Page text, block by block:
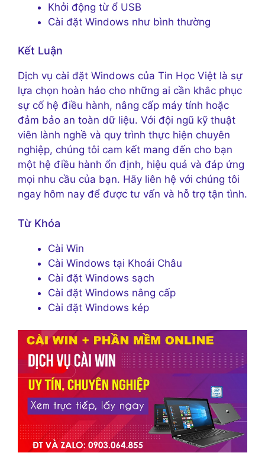
Khởi động từ ổ USB
Cài đặt Windows như bình thường
Kết Luận
Dịch vụ cài đặt Windows của Tin Học Việt là sự
lựa chọn hoàn hảo cho những ai cần khắc phục
sự cố hệ điều hành, nâng cấp máy tính hoặc
đảm bảo an toàn dữ liệu. Với đội ngũ kỹ thuật
viên lành nghề và quy trình thực hiện chuyên
nghiệp, chúng tôi cam kết mang đến cho bạn
một hệ điều hành ổn định, hiệu quả và đáp ứng
mọi nhu cầu của bạn. Hãy liên hệ với chúng tôi
ngay hôm nay để được tư vấn và hỗ trợ tận tình.
Từ Khóa
Cài Win
Cài Windows tại Khoái Châu
Cài đặt Windows sạch
Cài đặt Windows nâng cấp
Cài đặt Windows kép